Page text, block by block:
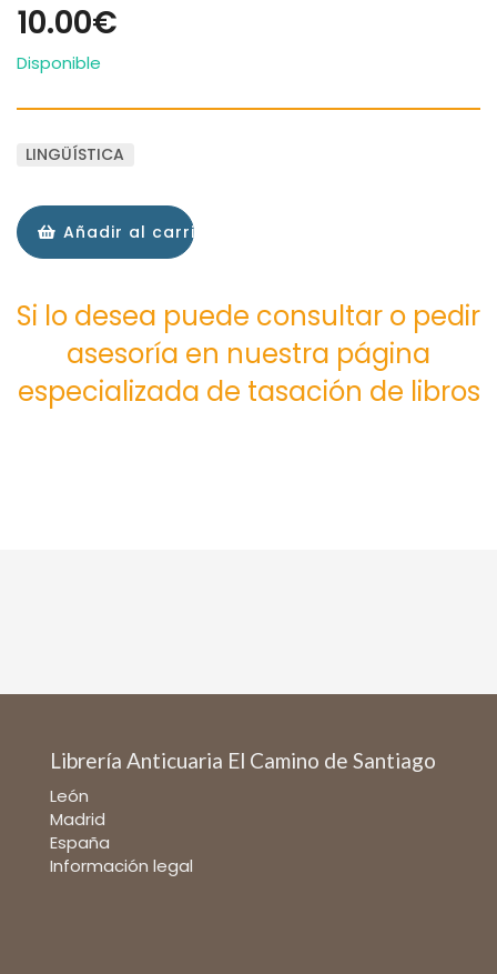
10.00€
Disponible
LINGÜÍSTICA
Añadir al carrito
Si lo desea puede consultar o pedir
asesoría en nuestra página
especializada de tasación de libros
Librería Anticuaria El Camino de Santiago
León
Madrid
España
Información legal